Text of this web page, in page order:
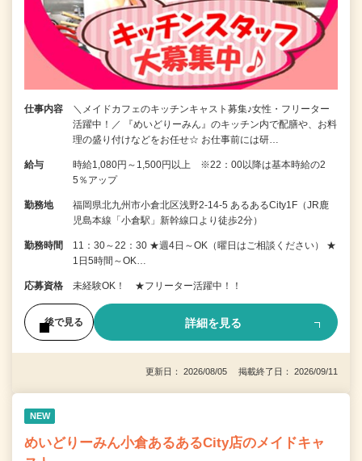
仕事内容
＼メイドカフェのキッチンキャスト募集♪女性・フリーター
活躍中！／ 『めいどりーみん』のキッチン内で配膳や、お料
理の盛り付けなどをお任せ☆ お仕事前には研…
給与
時給1,080円～1,500円以上 ※22：00以降は基本時給の2
5％アップ
勤務地
福岡県北九州市小倉北区浅野2-14-5 あるあるCity1F（JR鹿
児島本線「小倉駅」新幹線口より徒歩2分）
勤務時間
11：30～22：30 ★週4日～OK（曜日はご相談ください） ★
1日5時間～OK…
応募資格 未経験OK！ ★フリーター活躍中！！
後で見る 詳細を見る
更新日： 2026/08/05 掲載終了日： 2026/09/11
NEW
めいどりーみん小倉あるあるCity店のメイドキャ